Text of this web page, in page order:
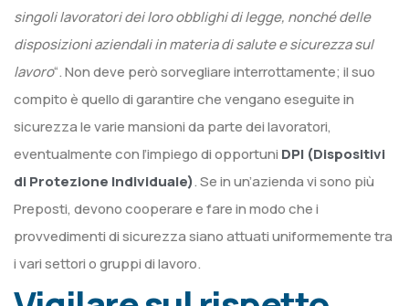
singoli lavoratori dei loro obblighi di legge, nonché delle
disposizioni aziendali in materia di salute e sicurezza sul
lavoro“. Non deve però sorvegliare interrottamente; il suo
compito è quello di garantire che vengano eseguite in
sicurezza le varie mansioni da parte dei lavoratori,
eventualmente con l’impiego di opportuni DPI (Dispositivi
di Protezione Individuale). Se in un’azienda vi sono più
Preposti, devono cooperare e fare in modo che i
provvedimenti di sicurezza siano attuati uniformemente tra
i vari settori o gruppi di lavoro.